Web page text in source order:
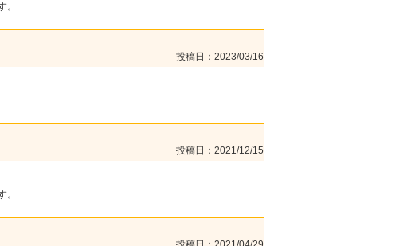
。
投稿日
2023/03/16
投稿日
2021/12/15
。